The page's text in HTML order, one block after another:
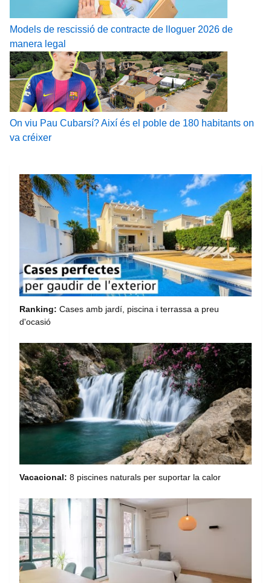
Models de rescissió de contracte de lloguer 2026 de
manera legal
On viu Pau Cubarsí? Així és el poble de 180 habitants on
va créixer
Ranking: Cases amb jardí, piscina i terrassa a preu
d'ocasió
Vacacional: 8 piscines naturals per suportar la calor